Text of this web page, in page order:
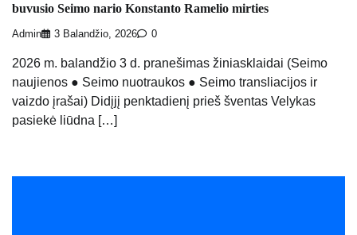
buvusio Seimo nario Konstanto Ramelio mirties
Admin 3 Balandžio, 2026 0
2026 m. balandžio 3 d. pranešimas žiniasklaidai (Seimo
naujienos ● Seimo nuotraukos ● Seimo transliacijos ir
vaizdo įrašai) Didįjį penktadienį prieš šventas Velykas
pasiekė liūdna […]